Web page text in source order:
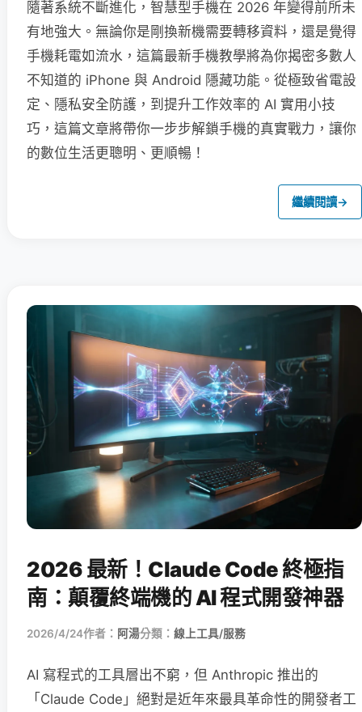
隨著系統不斷進化，智慧型手機在 2026 年變得前所未
有地強大。無論你是剛換新機需要轉移資料，還是覺得
手機耗電如流水，這篇最新手機教學將為你揭密多數人
不知道的 iPhone 與 Android 隱藏功能。從極致省電設
定、隱私安全防護，到提升工作效率的 AI 實用小技
巧，這篇文章將帶你一步步解鎖手機的真實戰力，讓你
的數位生活更聰明、更順暢！
繼續閱讀→
2026 最新！Claude Code 終極指
南：顛覆終端機的 AI 程式開發神器
2026/4/24作者： 阿湯分類： 線上工具/服務
AI 寫程式的工具層出不窮，但 Anthropic 推出的
「Claude Code」絕對是近年來最具革命性的開發者工